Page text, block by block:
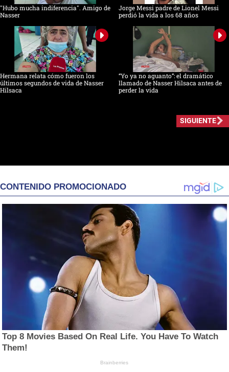
"Hubo mucha indiferencia". Amigo de
Nasser
Jorge Messi padre de Lionel Messi
perdió la vida a los 68 años
Hermana relata cómo fueron los
últimos segundos de vida de Nasser
Hilsaca
“Yo ya no aguanto”: el dramático
llamado de Nasser Hilsaca antes de
perder la vida
SIGUIENTE
CONTENIDO PROMOCIONADO
Top 8 Movies Based On Real Life. You Have To Watch
Them!
Brainberries